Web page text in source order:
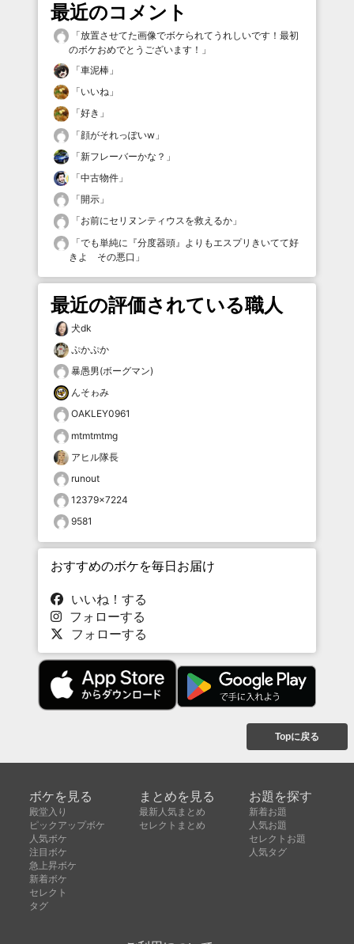
最近のコメント
「放置させてた画像でボケられてうれしいです！最初
のボケおめでとうございます！ 」
「車泥棒 」
「いいね 」
「好き 」
「顔がそれっぽいw 」
「新フレーバーかな？ 」
「中古物件 」
「開示 」
「お前にセリヌンティウスを救えるか 」
「でも単純に『分度器頭』よりもエスプリきいてて好
きよ その悪口 」
最近の評価されている職人
犬dk
ぷかぷか
暴愚男(ボーグマン)
んそゎみ
OAKLEY0961
mtmtmtmg
アヒル隊長
runout
12379×7224
9581
おすすめのボケを毎日お届け
いいね！する
フォローする
フォローする
Topに戻る
ボケを見る
殿堂入り
ピックアップボケ
人気ボケ
注目ボケ
急上昇ボケ
新着ボケ
セレクト
タグ
まとめを見る
最新人気まとめ
セレクトまとめ
お題を探す
新着お題
人気お題
セレクトお題
人気タグ